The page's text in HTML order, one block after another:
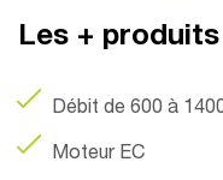
Les + produits
Débit de 600 à
Moteur EC